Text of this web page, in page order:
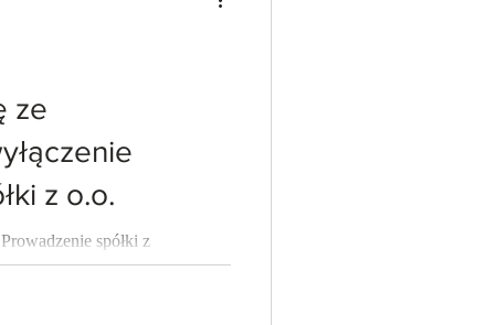
ze
z o.o.
spółki z
porównuje się do